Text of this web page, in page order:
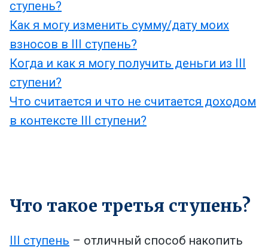
ступень?
Как я могу изменить сумму/дату моих
взносов в III ступень?
Когда и как я могу получить деньги из III
ступени?
Что считается и что не считается доходом
в контексте III ступени?
Что такое третья ступень?
III ступень – отличный способ накопить